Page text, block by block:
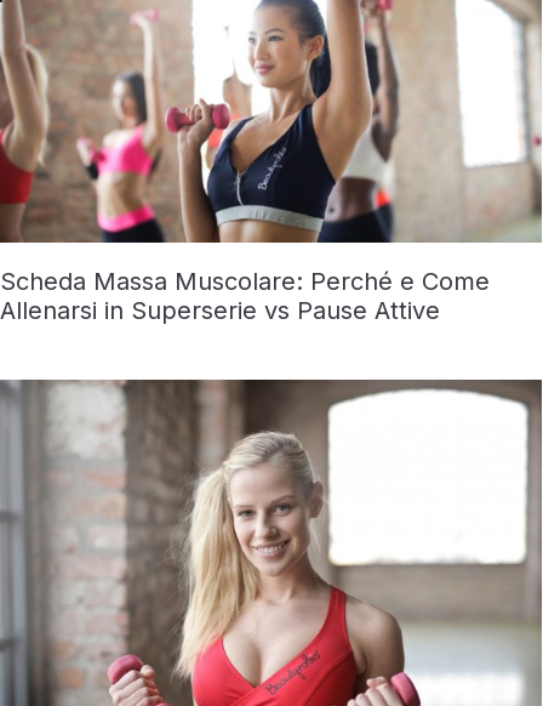
Scheda Massa Muscolare: Perché e Come
Allenarsi in Superserie vs Pause Attive